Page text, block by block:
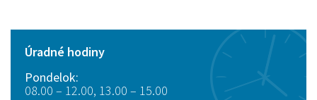
Úradné hodiny
Pondelok:
08.00 – 12.00, 13.00 – 15.00